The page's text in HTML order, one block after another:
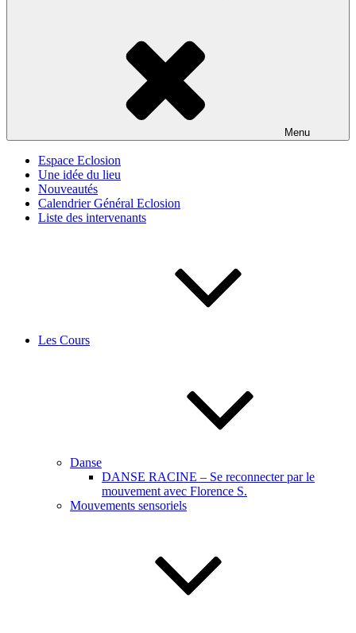
Menu
Espace Eclosion
Une idée du lieu
Nouveautés
Calendrier Général Eclosion
Liste des intervenants
Les Cours
Danse
DANSE RACINE – Se reconnecter par le
mouvement avec Florence S.
Mouvements sensoriels